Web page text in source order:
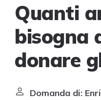
Quanti
bisogna
donare
Domanda di: